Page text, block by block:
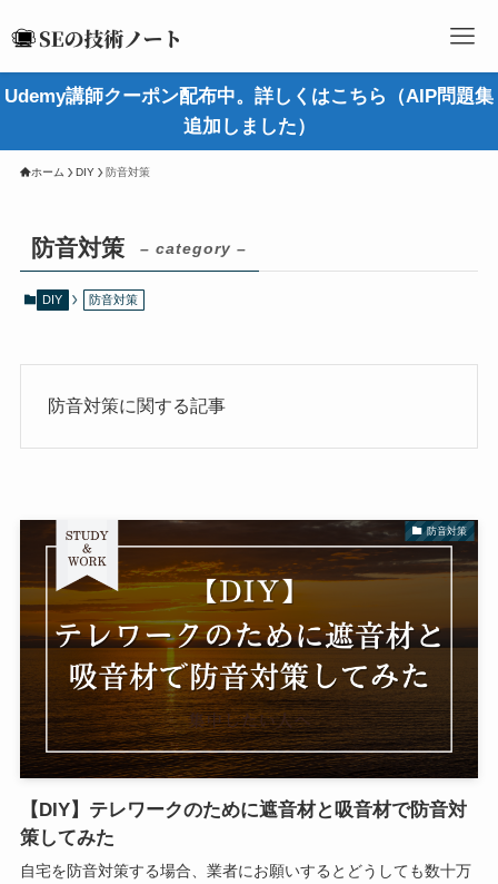
Udemy講師クーポン配布中。詳しくはこちら（AIP問題集
追加しました）
ホーム DIY 防音対策
防音対策 – category –
DIY 防音対策
防音対策に関する記事
防音対策
【DIY】テレワークのために遮音材と吸音材で防音対
策してみた
自宅を防音対策する場合、業者にお願いするとどうしても数十万